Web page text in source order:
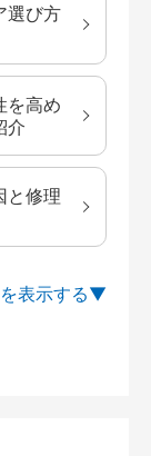
選び方
を高め
介
と修理